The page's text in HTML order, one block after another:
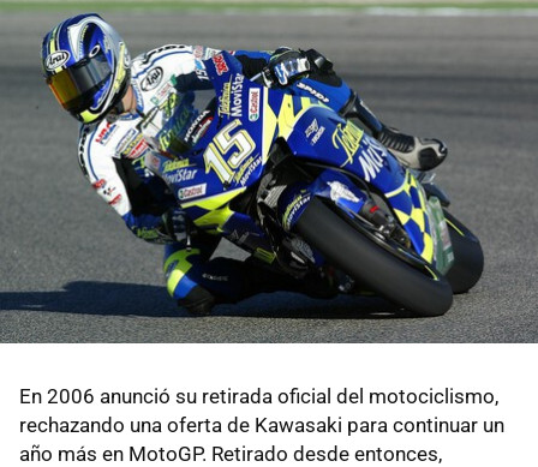
En 2006 anunció su retirada oficial del motociclismo,
rechazando una oferta de Kawasaki para continuar un
año más en MotoGP. Retirado desde entonces,